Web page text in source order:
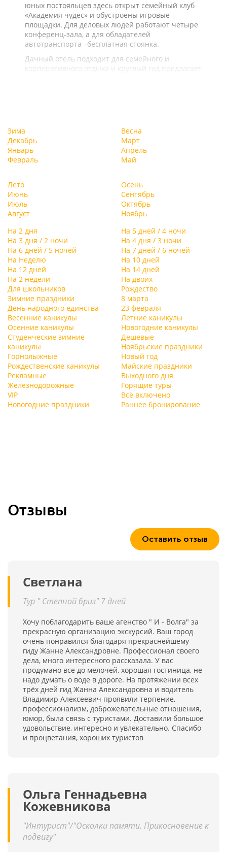
юных постояльцев здесь открыт семейный клуб
«Академия чудес» и обустроены игровые
площадки. Для деловых людей работают четыре
конференц-зала, а для обладателей
автотранспорта –бесплатная стоянка.
Дачный отель подходит для семейного и
корпоративного отдыха и круглый год предлагает
Зима
Декабрь
Январь
Февраль
Весна
Март
Апрель
Май
Лето
Июнь
Июль
Август
Осень
Сентябрь
Октябрь
Ноябрь
На 2 дня
На 5 дней / 4 ночи
На 3 дня / 2 ночи
На 4 дня / 3 ночи
На 6 дней / 5 ночей
На 7 дней / 6 ночей
На Неделю
На 10 дней
На 12 дней
На 14 дней
На 2 недели
На двоих
Для школьников
Рождество
Зимние праздники
8 марта
День народного единства
23 февраля
Весенние каникулы
Летние каникулы
Осенние каникулы
Новогодние каникулы
Студенческие зимние
каникулы
Дешевые
Ноябрьские праздники
Горнолыжные
Новый год
Рождественские каникулы
Майские праздники
Рекламные
Выходного дня
Железнодорожные
Горящие туры
VIP
Всё включено
Новогодние праздники
Раннее бронирование
Отзывы
Оставить отзыв
Светлана
Тур " Степной бриз" 7 дней
Хочу поблагодарить ваше агенство " И - Волга" за
прекрасную организацию экскурсий. Ваш город
очень понравился благодаря прекраснейшему
гиду Жанне Александровне. Профессионал своего
дела, много интересного рассказала. У вас
продумано все до мелочей, хорошая гостиница, не
надо думать о воде в дороге. На протяжении всех
трёх дней гид Жанна Александровна и водитель
Владимир Алексеевич проявили терпение,
профессионализм, доброжелательные отношения,
юмор, была связь с туристами. Доставили большое
удовольствие, интересно и увлекательно. Спасибо
и процветания, хороших туристов
Ольга Геннадьевна
Кожевникова
"Интурист"/"Осколки памяти. Прикосновение к
подвигу"